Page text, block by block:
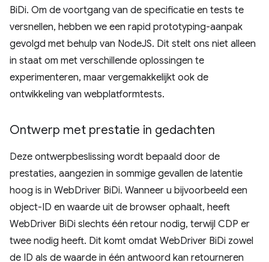
BiDi. Om de voortgang van de specificatie en tests te
versnellen, hebben we een rapid prototyping-aanpak
gevolgd met behulp van NodeJS. Dit stelt ons niet alleen
in staat om met verschillende oplossingen te
experimenteren, maar vergemakkelijkt ook de
ontwikkeling van webplatformtests.
Ontwerp met prestatie in gedachten
Deze ontwerpbeslissing wordt bepaald door de
prestaties, aangezien in sommige gevallen de latentie
hoog is in WebDriver BiDi. Wanneer u bijvoorbeeld een
object-ID en waarde uit de browser ophaalt, heeft
WebDriver BiDi slechts één retour nodig, terwijl CDP er
twee nodig heeft. Dit komt omdat WebDriver BiDi zowel
de ID als de waarde in één antwoord kan retourneren